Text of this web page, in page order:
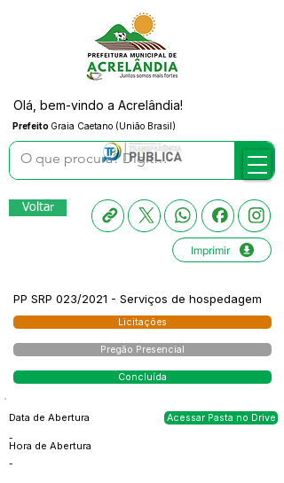
Prefeito Graia Caetano (União Brasil)
Olá, bem-vindo a Acrelândia!
Voltar
Imprimir
PP SRP 023/2021 - Serviços de hospedagem
Licitações
Pregão Presencial
Concluída
Data de Abertura
-
Hora de Abertura
-
Acessar Pasta no Drive